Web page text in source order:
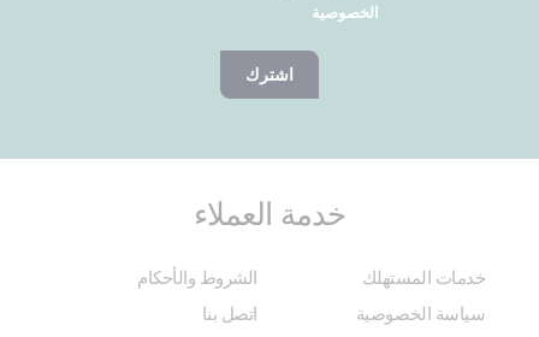
الخصوصية
اشترك
خدمة العملاء
خدمات المستهلك
الشروط والأحكام
سياسة الخصوصية
اتصل بنا